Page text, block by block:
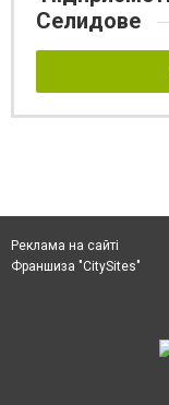
Селидове
Реклама на сайті
Франшиза "CitySites"